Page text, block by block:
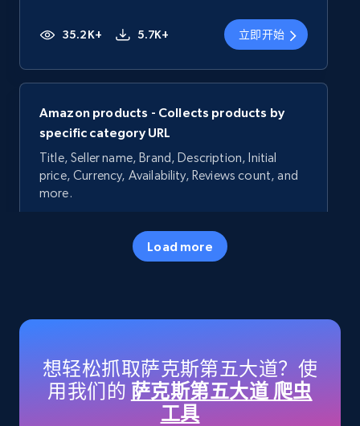
35.2K+ 5.7K+ 立即开始
Amazon products - Collects products by
specific category URL
Title, Seller name, Brand, Description, Initial
price, Currency, Availability, Reviews count, and
more.
5.7K+
Title, Seller name, Brand, Description, Initial
price, Currency, Availability, Reviews count, and
more.
Load more
想轻松抓取萨克斯第五大道？使
用我们的 萨克斯第五大道 爬虫
工具